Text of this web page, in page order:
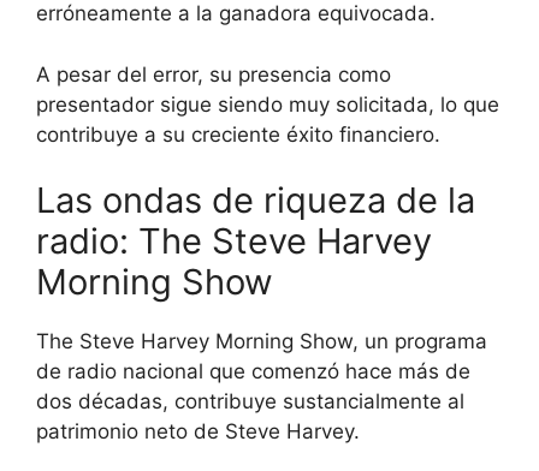
erróneamente a la ganadora equivocada.
A pesar del error, su presencia como
presentador sigue siendo muy solicitada, lo que
contribuye a su creciente éxito financiero.
Las ondas de riqueza de la
radio: The Steve Harvey
Morning Show
The Steve Harvey Morning Show, un programa
de radio nacional que comenzó hace más de
dos décadas, contribuye sustancialmente al
patrimonio neto de Steve Harvey.